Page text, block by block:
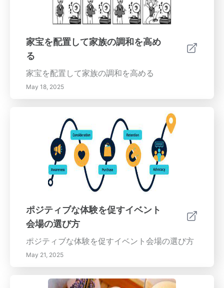
家宝を配置して家族の調和を高め
る
家宝を配置して家族の調和を高める
May 18, 2025
ポジティブな体験を促すイベント
会場の選び方
ポジティブな体験を促すイベント会場の選び方
May 21, 2025